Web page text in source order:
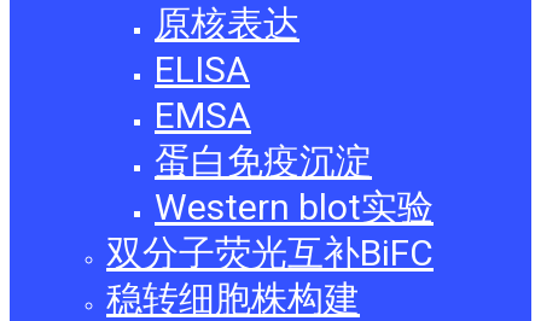
原核表达
ELISA
EMSA
蛋白免疫沉淀
Western blot实验
双分子荧光互补BiFC
稳转细胞株构建